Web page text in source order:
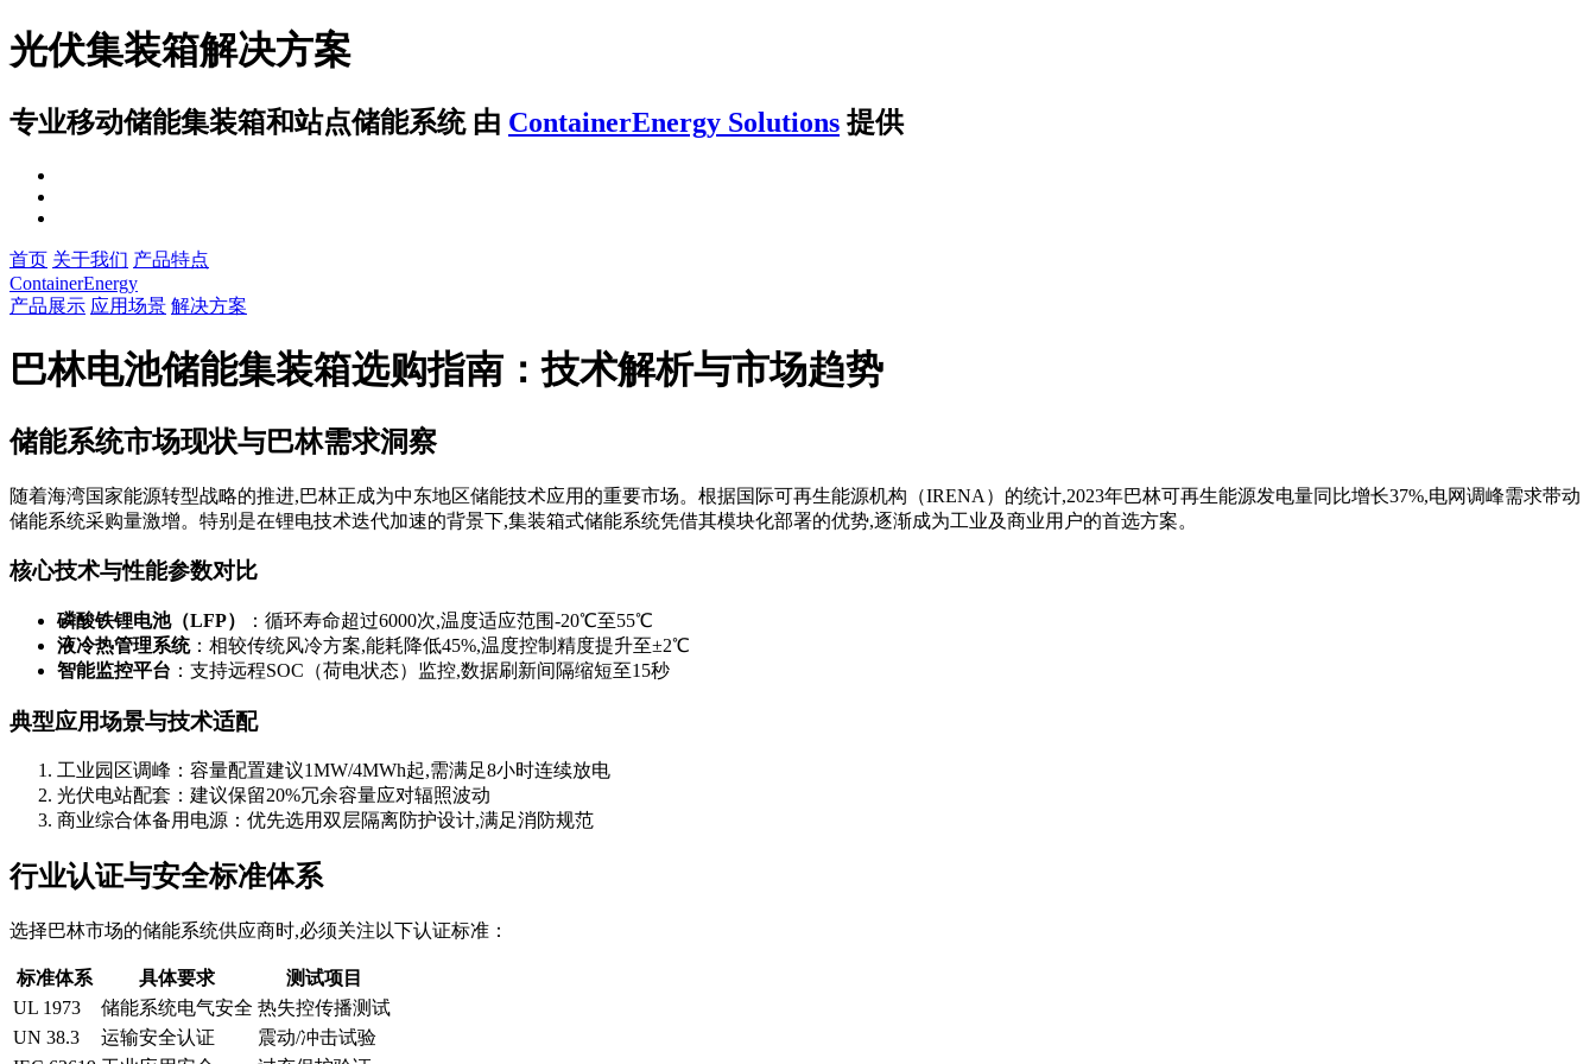
光伏集装箱解决方案
专业移动储能集装箱和站点储能系统 由 ContainerEnergy Solutions 提供
首页 关于我们 产品特点
ContainerEnergy
产品展示 应用场景 解决方案
巴林电池储能集装箱选购指南：技术解析与市场趋势
储能系统市场现状与巴林需求洞察
随着海湾国家能源转型战略的推进,巴林正成为中东地区储能技术应用的重要市场。根据国际可再生能源机构（IRENA）的统计,2023年巴林可再生能源发电量同比增长37%,电网调峰需求带动
储能系统采购量激增。特别是在锂电技术迭代加速的背景下,集装箱式储能系统凭借其模块化部署的优势,逐渐成为工业及商业用户的首选方案。
核心技术与性能参数对比
磷酸铁锂电池（LFP）
：循环寿命超过6000次,温度适应范围-20℃至55℃
液冷热管理系统：相较传统风冷方案,能耗降低45%,温度控制精度提升至±2℃
智能监控平台 ：支持远程SOC（荷电状态）监控,数据刷新间隔缩短至15秒
典型应用场景与技术适配
工业园区调峰：容量配置建议1MW/4MWh起,需满足8小时连续放电
光伏电站配套：建议保留20%冗余容量应对辐照波动
商业综合体备用电源：优先选用双层隔离防护设计,满足消防规范
行业认证与安全标准体系
选择巴林市场的储能系统供应商时,必须关注以下认证标准：
标准体系 具体要求
测试项目
UL 1973
储能系统电气安全 热失控传播测试
UN 38.3
运输安全认证
震动/冲击试验